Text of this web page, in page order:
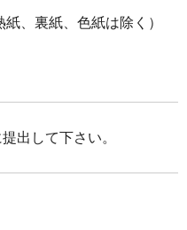
、裏紙、色紙は除く）
出して下さい。